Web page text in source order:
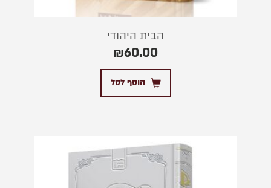
הבית היהודי
₪60.00
הוסף לסל